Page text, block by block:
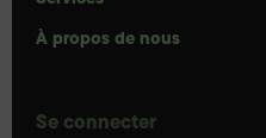
À propos de nous
Se connecter